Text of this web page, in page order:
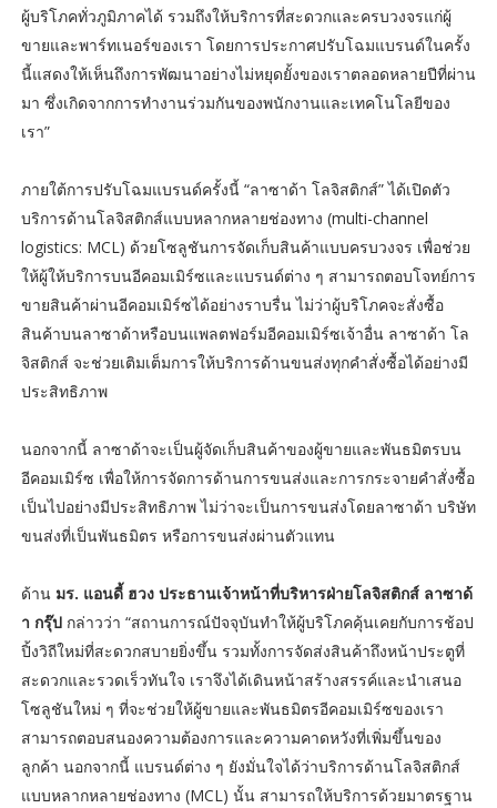
ผู้บริโภคทั่วภูมิภาคได้ รวมถึงให้บริการที่สะดวกและครบวงจรแก่ผู้
ขายและพาร์ทเนอร์ของเรา โดยการประกาศปรับโฉมแบรนด์ในครั้ง
นี้แสดงให้เห็นถึงการพัฒนาอย่างไม่หยุดยั้งของเราตลอดหลายปีที่ผ่าน
มา ซึ่งเกิดจากการทำงานร่วมกันของพนักงานและเทคโนโลยีของ
เรา”
ภายใต้การปรับโฉมแบรนด์ครั้งนี้ “ลาซาด้า โลจิสติกส์” ได้เปิดตัว
บริการด้านโลจิสติกส์แบบหลากหลายช่องทาง (multi-channel
logistics: MCL) ด้วยโซลูชันการจัดเก็บสินค้าแบบครบวงจร เพื่อช่วย
ให้ผู้ให้บริการบนอีคอมเมิร์ซและแบรนด์ต่าง ๆ สามารถตอบโจทย์การ
ขายสินค้าผ่านอีคอมเมิร์ซได้อย่างราบรื่น ไม่ว่าผู้บริโภคจะสั่งซื้อ
สินค้าบนลาซาด้าหรือบนแพลตฟอร์มอีคอมเมิร์ซเจ้าอื่น ลาซาด้า โล
จิสติกส์ จะช่วยเติมเต็มการให้บริการด้านขนส่งทุกคำสั่งซื้อได้อย่างมี
ประสิทธิภาพ
นอกจากนี้ ลาซาด้าจะเป็นผู้จัดเก็บสินค้าของผู้ขายและพันธมิตรบน
อีคอมเมิร์ซ เพื่อให้การจัดการด้านการขนส่งและการกระจายคำสั่งซื้อ
เป็นไปอย่างมีประสิทธิภาพ ไม่ว่าจะเป็นการขนส่งโดยลาซาด้า บริษัท
ขนส่งที่เป็นพันธมิตร หรือการขนส่งผ่านตัวแทน
ด้าน มร. แอนดี้ ฮวง ประธานเจ้าหน้าที่บริหารฝ่ายโลจิสติกส์ ลาซาด้
า กรุ๊ปกล่าวว่า “สถานการณ์ปัจจุบันทำให้ผู้บริโภคคุ้นเคยกับการช้อป
ปิ้งวิถีใหม่ที่สะดวกสบายยิ่งขึ้น รวมทั้งการจัดส่งสินค้าถึงหน้าประตูที่
สะดวกและรวดเร็วทันใจ เราจึงได้เดินหน้าสร้างสรรค์และนำเสนอ
โซลูชันใหม่ ๆ ที่จะช่วยให้ผู้ขายและพันธมิตรอีคอมเมิร์ซของเรา
สามารถตอบสนองความต้องการและความคาดหวังที่เพิ่มขึ้นของ
ลูกค้า นอกจากนี้ แบรนด์ต่าง ๆ ยังมั่นใจได้ว่าบริการด้านโลจิสติกส์
แบบหลากหลายช่องทาง (MCL) นั้น สามารถให้บริการด้วยมาตรฐาน